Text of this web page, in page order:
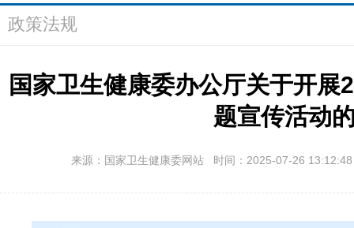
政策法规
国家卫生健康委办公厅关于开展
题宣传活动
来源：国家卫生健康委网站 时间：2025-07-26